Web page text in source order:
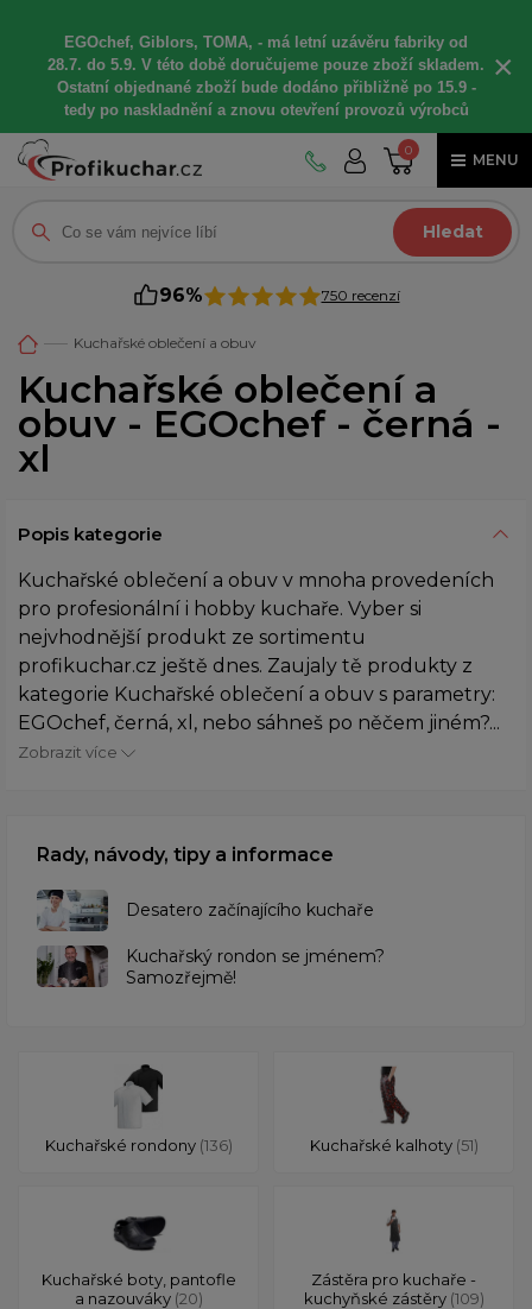
EGOchef, Giblors, TOMA, - má letní uzávěru fabriky od
28.7. do 5.9. V této době doručujeme pouze zboží skladem.
Ostatní objednané zboží bude dodáno přibližně po 15.9 -
tedy po naskladnění a znovu otevření provozů výrobců
×
0
MENU
Hledat
96% 750 recenzí
Kuchařské oblečení a obuv
Kuchařské oblečení a
obuv - EGOchef - černá -
xl
Popis kategorie
Kuchařské oblečení a obuv v mnoha provedeních
pro profesionální i hobby kuchaře. Vyber si
nejvhodnější produkt ze sortimentu
profikuchar.cz ještě dnes. Zaujaly tě produkty z
kategorie Kuchařské oblečení a obuv s parametry:
EGOchef, černá, xl, nebo sáhneš po něčem jiném?...
Zobrazit více
Rady, návody, tipy a informace
Desatero začínajícího kuchaře
Kuchařský rondon se jménem?
Samozřejmě!
Kuchařské rondony (136) Kuchařské kalhoty (51)
Kuchařské boty, pantofle
a nazouváky (20)
Zástěra pro kuchaře -
kuchyňské zástěry (109)